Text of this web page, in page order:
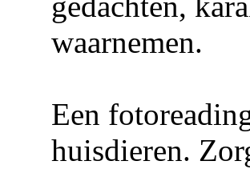
waarnemen.
Een
huisdieren.